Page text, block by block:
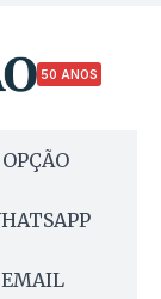
50 ANOS
EMAIL